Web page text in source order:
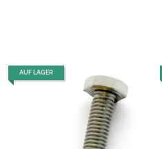
AUF LAGER